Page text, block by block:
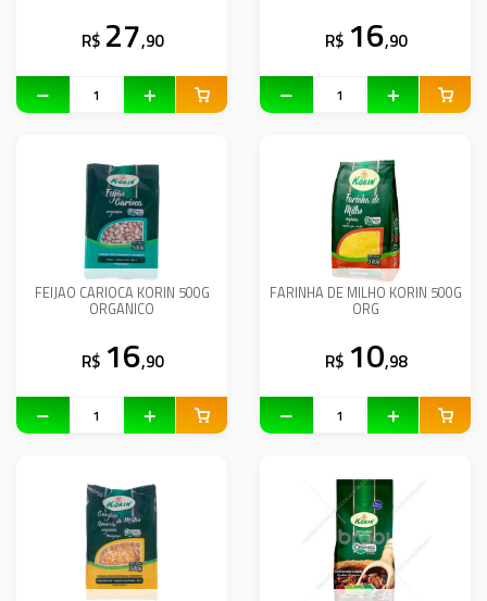
R$ 27,90 R$ 16,90
FEIJAO CARIOCA KORIN 500G
ORGANICO
R$ 16,90
FARINHA DE MILHO KORIN 500G
ORG
R$ 10,98